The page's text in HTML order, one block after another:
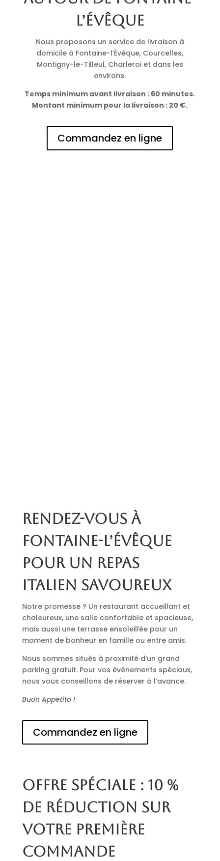
l’Évêque
Nous proposons un service de livraison à
domicile à Fontaine-l’Évêque, Courcelles,
Montigny-le-Tilleul, Charleroi et dans les
environs.
Temps minimum avant livraison : 60 minutes.
Montant minimum pour la livraison : 20 €.
Commandez en ligne
Rendez-vous à
Fontaine-l’Évêque
pour un repas
italien savoureux
Notre promesse ? Un restaurant accueillant et
chaleureux, une salle confortable et spacieuse,
mais aussi une terrasse ensoleillée pour un
moment de bonheur en famille ou entre amis.
Nous sommes situés à proximité d’un grand
parking gratuit. Pour vos événements spéciaux,
nous vous conseillons de réserver à l’avance.
Buon Appetito !
Commandez en ligne
Offre spéciale : 10 %
de réduction sur
votre première
commande